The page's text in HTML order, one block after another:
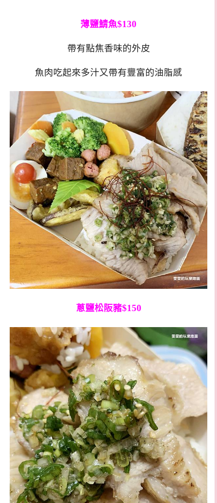
薄鹽鯖魚$130
帶有點焦香味的外皮
魚肉吃起來多汁又帶有豐富的油脂感
蔥鹽松阪豬$150